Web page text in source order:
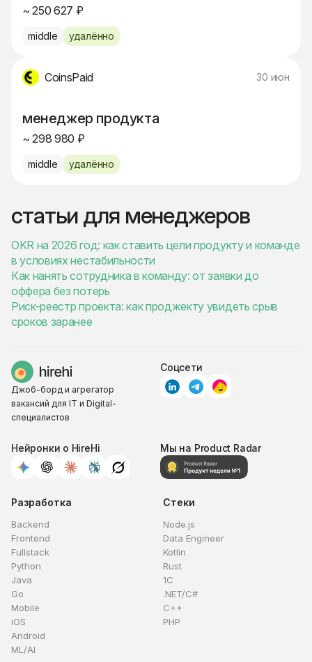
~ 250 627 ₽
middle удалённо
CoinsPaid 30 июн
менеджер продукта
~ 298 980 ₽
middle удалённо
статьи для менеджеров
OKR на 2026 год: как ставить цели продукту и команде
в условиях нестабильности
Как нанять сотрудника в команду: от заявки до
оффера без потерь
Риск-реестр проекта: как проджекту увидеть срыв
сроков заранее
Джоб-борд и агрегатор
вакансий для IT и Digital-
специалистов
Соцсети
Нейронки о HireHi Мы на Product Radar
Разработка
Backend
Frontend
Fullstack
Python
Java
Go
Mobile
iOS
Android
ML/AI
Стеки
Node.js
Data Engineer
Kotlin
Rust
1C
.NET/C#
C++
PHP